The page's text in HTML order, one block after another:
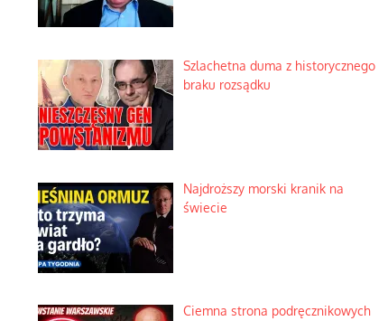
Szlachetna duma z historycznego
braku rozsądku
Najdroższy morski kranik na
świecie
Ciemna strona podręcznikowych